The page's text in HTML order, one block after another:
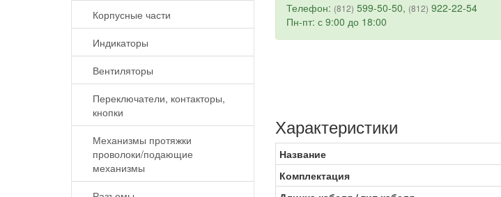
Корпусные части
Индикаторы
Вентиляторы
Переключатели, контакторы,
кнопки
Механизмы протяжки
проволоки/подающие
механизмы
Телефон: (812) 599-50-50, (812) 922-22-54
Пн-пт: с 9:00 до 18:00
Характеристики
Название
Комплектация